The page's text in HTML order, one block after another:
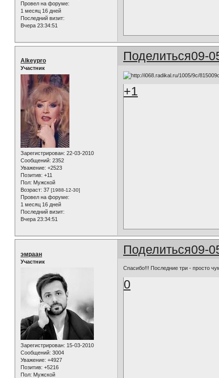
Провел на форуме:
1 месяц 16 дней
Последний визит:
Вчера 23:34:51
Поделиться09-
Alkeypro
Участник
Зарегистрирован: 22-03-2010
Сообщений: 2352
Уважение: +2523
Позитив: +11
Пол: Мужской
Возраст: 37 [1988-12-30]
Провел на форуме:
1 месяц 16 дней
Последний визит:
Вчера 23:34:51
+1
Поделиться09-
эмраан
Участник
Зарегистрирован: 15-03-2010
Сообщений: 3004
Уважение: +4927
Позитив: +5216
Пол: Мужской
Спасибо!!! Последние три - просто
0